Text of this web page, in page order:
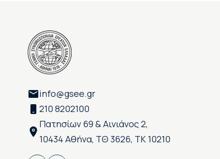
info@gsee.gr
210 8202100
Πατησίων 69 & Αινιάνος 2,
10434 Αθήνα, ΤΘ 3626, ΤΚ 10210